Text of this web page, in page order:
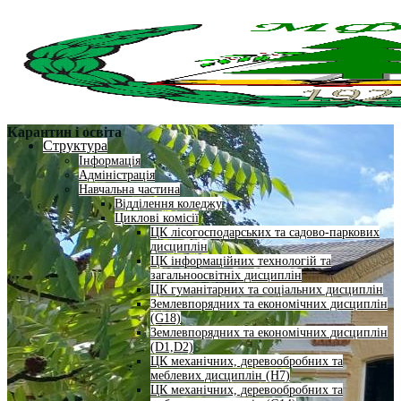
Структура
Інформація
Адміністрація
Навчальна частина
Відділення коледжу
Циклові комісії
ЦК лісогосподарських та садово-паркових
дисциплін
ЦК інформаційних технологій та
загальноосвітніх дисциплін
ЦК гуманітарних та соціальних дисциплін
Землевпорядних та економічних дисциплін
(G18)
Землевпорядних та економічних дисциплін
(D1,D2)
ЦК механічних, деревообробних та
меблевих дисциплін (H7)
ЦК механічних, деревообробних та
Карантин і освіта